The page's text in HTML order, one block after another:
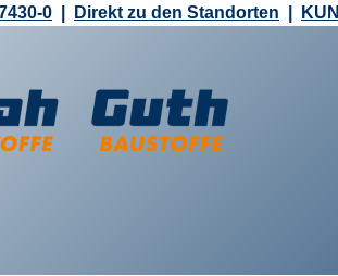
0 Direkt zu den Standorten